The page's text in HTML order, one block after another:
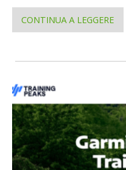
CONTINUA A LEGGERE